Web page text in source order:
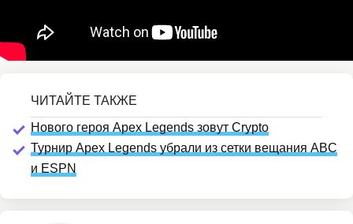
Нового героя Apex Legends зовут Crypto
Турнир Apex Legends убрали из сетки вещания ABC
и ESPN